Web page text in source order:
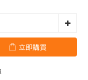
立即購買